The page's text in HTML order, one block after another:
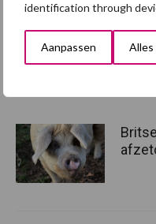
identification through
Aanpassen Alles
Beeld: screenshot webinar
Tekst: Danique Sollie-